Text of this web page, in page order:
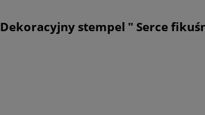
Dekoracyjny stempel " Serce